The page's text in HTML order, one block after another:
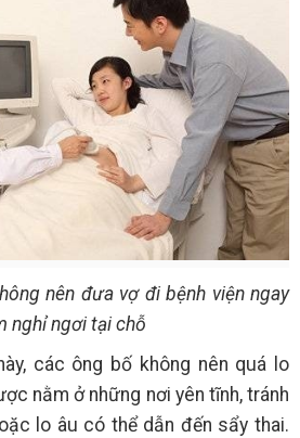
nên đưa vợ đi bệnh viện ngay
nghỉ ngơi tại chỗ
các ông bố không nên quá lo
nằm ở những nơi yên tĩnh, tránh
lo âu có thể dẫn đến sẩy thai.